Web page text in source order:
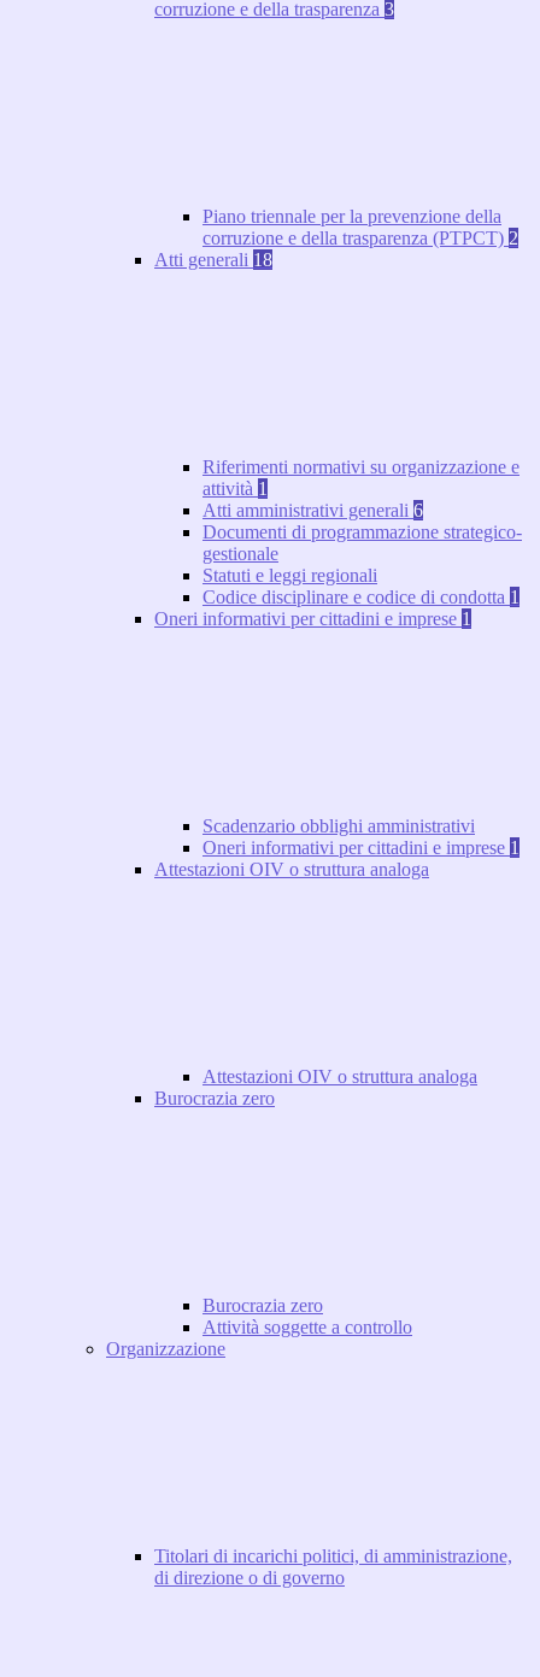
corruzione e della trasparenza 3
Piano triennale per la prevenzione della
corruzione e della trasparenza (PTPCT) 2
Atti generali 18
Riferimenti normativi su organizzazione e
attività 1
Atti amministrativi generali 6
Documenti di programmazione strategico-
gestionale
Statuti e leggi regionali
Codice disciplinare e codice di condotta 1
Oneri informativi per cittadini e imprese 1
Scadenzario obblighi amministrativi
Oneri informativi per cittadini e imprese 1
Attestazioni OIV o struttura analoga
Attestazioni OIV o struttura analoga
Burocrazia zero
Burocrazia zero
Attività soggette a controllo
Organizzazione
Titolari di incarichi politici, di amministrazione,
di direzione o di governo